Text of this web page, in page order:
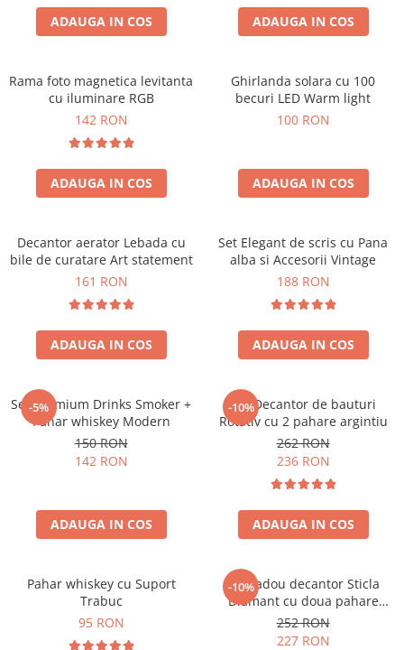
ADAUGA IN COS ADAUGA IN COS
Rama foto magnetica levitanta
cu iluminare RGB
142 RON
ADAUGA IN COS
Ghirlanda solara cu 100
becuri LED Warm light
100 RON
ADAUGA IN COS
Decantor aerator Lebada cu
bile de curatare Art statement
161 RON
ADAUGA IN COS
Set Elegant de scris cu Pana
alba si Accesorii Vintage
188 RON
ADAUGA IN COS
-5%
Set premium Drinks Smoker +
Pahar whiskey Modern
150 RON
142 RON
ADAUGA IN COS
-10%
Set Decantor de bauturi
Rotativ cu 2 pahare argintiu
262 RON
236 RON
ADAUGA IN COS
Pahar whiskey cu Suport
Trabuc
95 RON
-10%
Set cadou decantor Sticla
Diamant cu doua pahare
Deluxe
252 RON
227 RON